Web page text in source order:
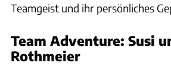
Teamgeist und ihr persönliches
Team Adventure: Susi
Rothmeier